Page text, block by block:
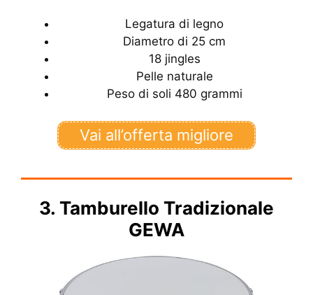
Legatura di legno
Diametro di 25 cm
18 jingles
Pelle naturale
Peso di soli 480 grammi
Vai all’offerta migliore
3. Tamburello Tradizionale
GEWA